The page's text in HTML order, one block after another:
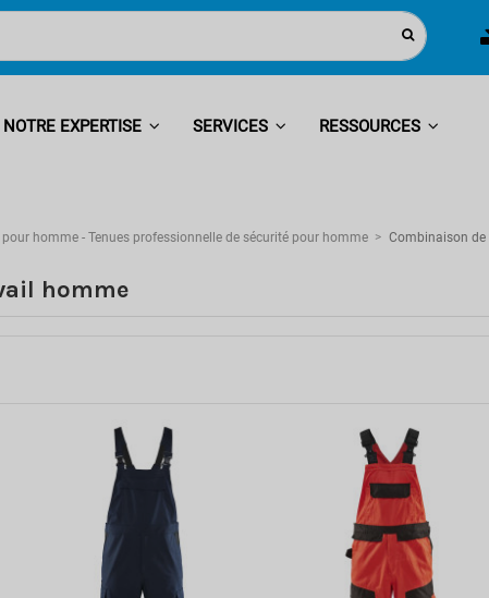
NOTRE EXPERTISE SERVICES RESSOURCES
homme - Tenues professionnelle de sécurité pour homme Combinaison
homme